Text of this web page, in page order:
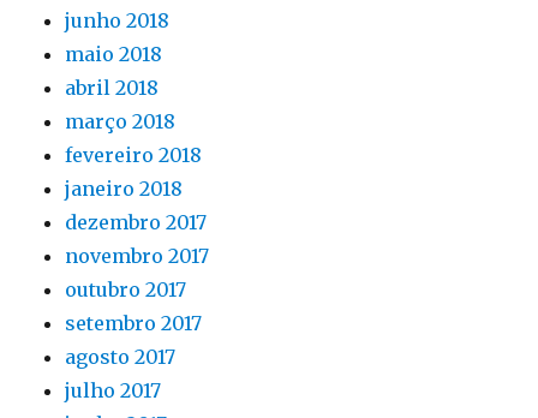
junho 2018
maio 2018
abril 2018
março 2018
fevereiro 2018
janeiro 2018
dezembro 2017
novembro 2017
outubro 2017
setembro 2017
agosto 2017
julho 2017